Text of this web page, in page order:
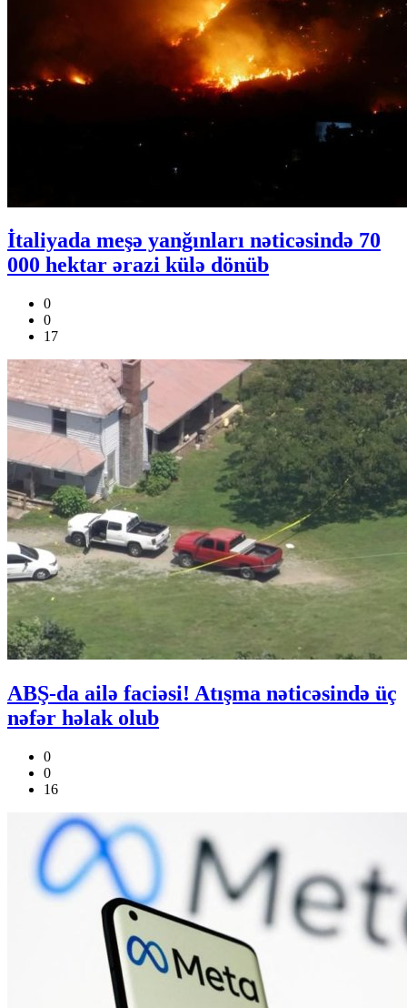
İtaliyada meşə yanğınları nəticəsində 70
000 hektar ərazi külə dönüb
0
0
17
ABŞ-da ailə faciəsi! Atışma nəticəsində üç
nəfər həlak olub
0
0
16